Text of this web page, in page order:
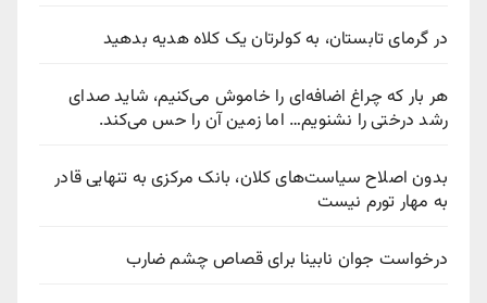
در گرمای تابستان، به کولرتان یک کلاه هدیه بدهید
هر بار که چراغ اضافه‌ای را خاموش می‌کنیم، شاید صدای
رشد درختی را نشنویم… اما زمین آن را حس می‌کند.
بدون اصلاح سیاست‌های کلان، بانک مرکزی به تنهایی قادر
به مهار تورم نیست
درخواست جوان نابینا برای قصاص چشم ضارب